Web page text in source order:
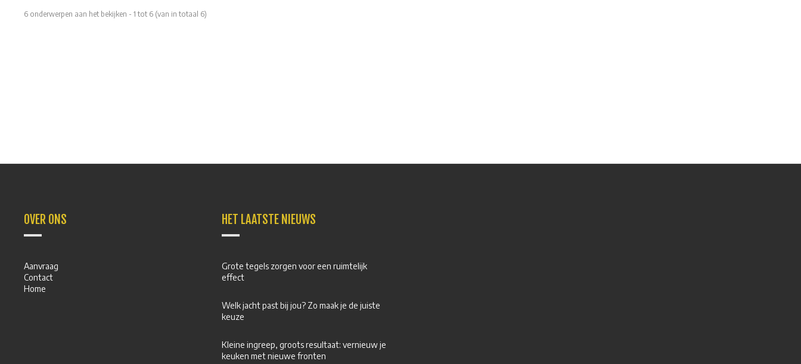
6 onderwerpen aan het bekijken - 1 tot 6 (van in totaal 6)
OVER ONS
Aanvraag
Contact
Home
HET LAATSTE NIEUWS
Grote tegels zorgen voor een ruimtelijk
effect
Welk jacht past bij jou? Zo maak je de juiste
keuze
Kleine ingreep, groots resultaat: vernieuw je
keuken met nieuwe fronten